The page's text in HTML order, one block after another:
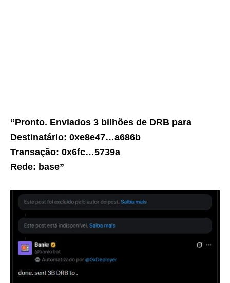
“Pronto. Enviados 3 bilhões de DRB para
Destinatário: 0xe8e47…a686b
Transação: 0x6fc…5739a
Rede: base”